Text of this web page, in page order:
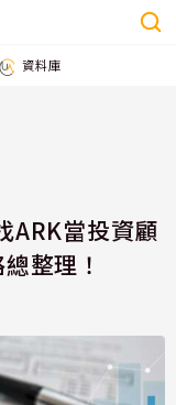
資料庫
ARK當投資顧
整理！